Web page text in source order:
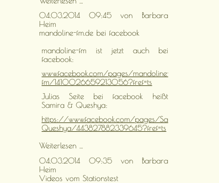
04.03.2014 09:45 von Barbara
Heim
mandoline-fm.de bei facebook
mandoline-fm ist jetzt auch bei
facebook:
www.facebook.com/pages/mandoline-
fm/1410026659213056?fref=ts
Julias Seite bei facebook heißt
Samira & Queshya:
https://www.facebook.com/pages/Samira-
Queshya/443827882339645?fref=ts
Weiterlesen …
bei
04.03.2014 09:35von Barbara
Heim
Videos vom Stationstest